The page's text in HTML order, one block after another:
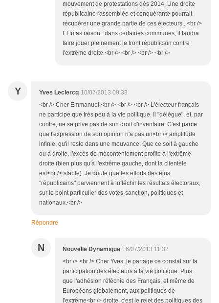
mouvement de protestations dès 2014. Une droite
républicaine rassemblée et conquérante pourrait
récupérer une grande partie de ces électeurs...<br />
Et tu as raison : dans certaines communes, il faudra
faire jouer pleinement le front républicain contre
l'extrême droite.<br /> <br /> <br /> <br />
Y Yves Leclercq 10/07/2013 09:33
<br /> Cher Emmanuel,<br /> <br /> <br /> L'électeur français
ne participe que très peu à la vie politique. Il "délègue", et, par
contre, ne se prive pas de son droit d'inventaire. C'est parce
que l'expression de son opinion n'a pas un<br /> amplitude
infinie, qu'il reste dans une mouvance. Que ce soit à gauche
ou à droite, l'excès de mécontentement profite à l'extrême
droite (bien plus qu'à l'extrême gauche, dont la clientèle
est<br /> stable). Je doute que les efforts des élus
"républicains" parviennent à infléchir les résultats électoraux,
sur le point particulier des votes-sanction, politiques et
nationaux.<br />
Répondre
N Nouvelle Dynamique 16/07/2013 11:32
<br /> <br /> Cher Yves, je partage ce constat sur la
participation des électeurs à la vie politique. Plus
que l'adhésion réféchie des Français, et même de
Européens globalement, aux politiques de
l'extrême<br /> droite, c'est le rejet des politiques des